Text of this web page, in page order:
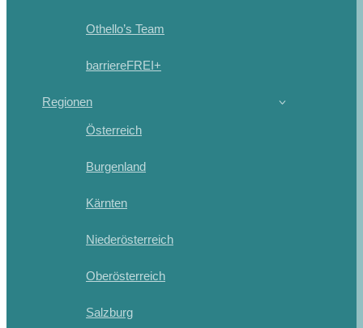
Othello’s Team
barriereFREI+
Regionen
Österreich
Burgenland
Kärnten
Niederösterreich
Oberösterreich
Salzburg